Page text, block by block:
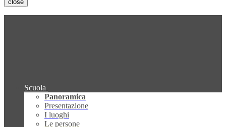
close
Scuola
Panoramica
Presentazione
I luoghi
Le persone